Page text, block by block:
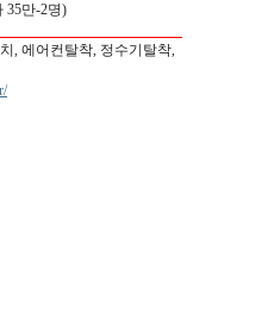
35만-2명)
, 에어컨탈착, 정수기탈착,